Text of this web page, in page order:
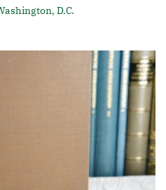
D.C.